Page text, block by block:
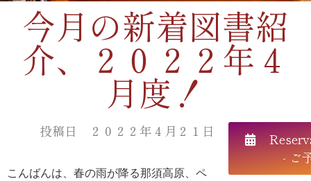
今月の新着図書紹
介、２０２２年４
月度！
投稿日 ２０２２年４月２１日
こんばんは、春の雨が降る那須高原、ペ
- ご